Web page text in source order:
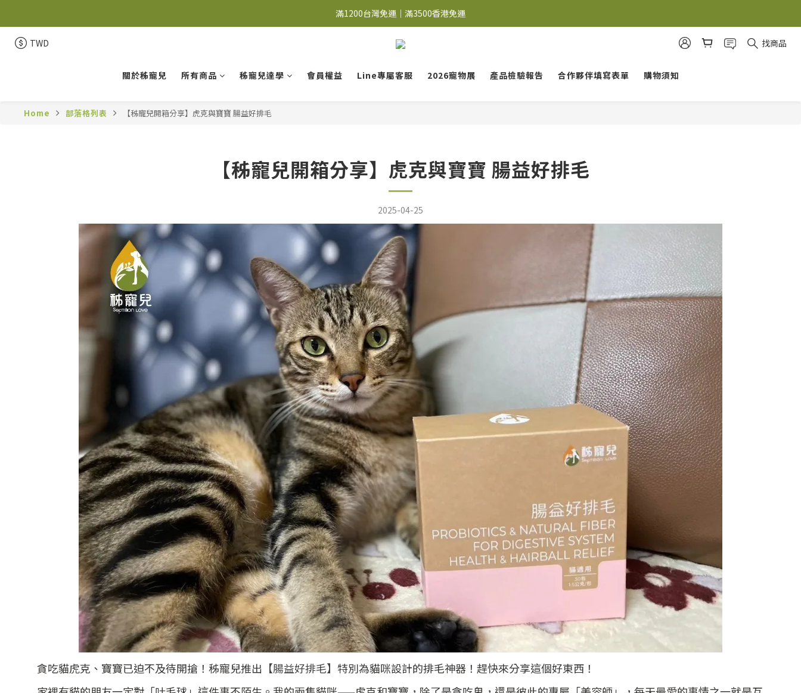
註冊會員➤首購省$100；登入會員➤每月獨享最高$200購物金 <詳見會員權益>
滿1200台灣免運｜滿3500香港免運
註冊會員➤首購省$100；登入會員➤每月獨享最高$200購物金 <詳見會員權益>
TWD 找商品
關於秭寵兒 所有商品 秭寵兒達學 會員權益 Line專屬客服 2026寵物展 產品檢驗報告 合作夥伴填寫表單 購物須知
Home 部落格列表 【秭寵兒開箱分享】虎克與寶寶 腸益好排毛
【秭寵兒開箱分享】虎克與寶寶 腸益好排毛
2025-04-25
貪吃貓虎克、寶寶已迫不及待開搶！秭寵兒推出 【腸益好排毛】 特別為貓咪設計的排毛神器！趕快來分享這個好東西！